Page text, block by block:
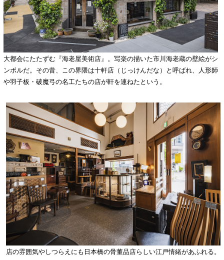
大都会にたたずむ『海老屋美術店』。写楽の描いた市川海老蔵の壁絵がシ
ンボルだ。その昔、この界隈は十軒店（じっけんだな）と呼ばれ、人形師
や羽子板・破魔弓の名工たちの店が軒を連ねたという。
店の雰囲気やしつらえにも日本橋の骨董品店らしい江戸情緒があふれる。